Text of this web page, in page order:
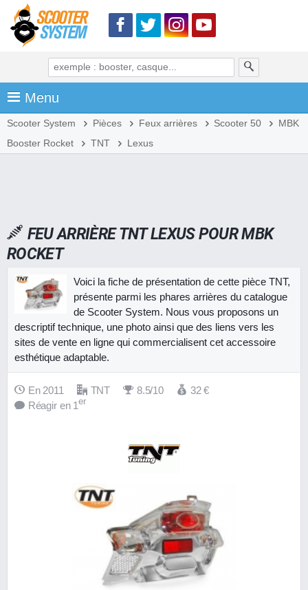
Menu
Scooter System Pièces Feux arrières Scooter 50
MBK
Booster Rocket
TNT Lexus
FEU ARRIÈRE TNT LEXUS POUR MBK
ROCKET
Voici la fiche de présentation de cette pièce TNT,
présente parmi les phares arrières du catalogue
de Scooter System. Nous vous proposons un
descriptif technique, une photo ainsi que des liens vers les
sites de vente en ligne qui commercialisent cet accessoire
esthétique adaptable.
En 2011 TNT 8.5/10 32 €
Réagir en 1er